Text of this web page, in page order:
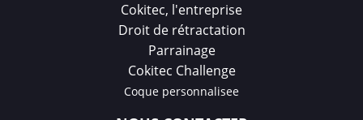
Cokitec, l'entreprise
Droit de rétractation
Parrainage
Cokitec Challenge
Coque personnalisee